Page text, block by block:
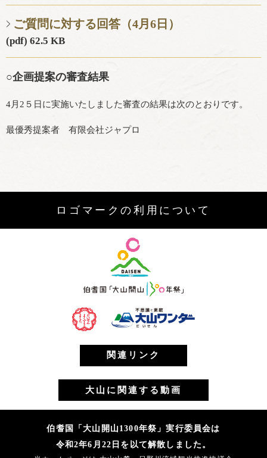
ご質問に対する回答（4月6日）
(pdf) 62.5 KB
○企画提案の審査結果
4月2５日に実施いたしました審査の結果は次のとおりです。
最優秀提案者 有限会社ジャプロ
ロゴマークの利用について
関連リンク
大山に関連する動画
伯耆国「大山開山1300年祭」実行委員会は
令和2年6月22日を以て解散しました。